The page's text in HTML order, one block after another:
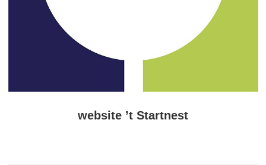
website ’t Startnest